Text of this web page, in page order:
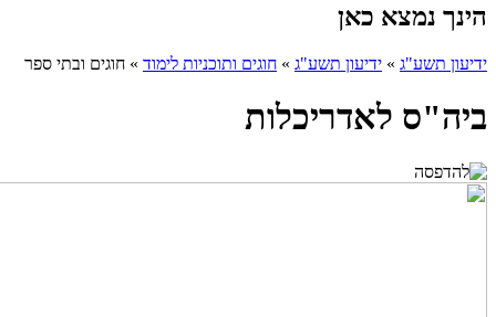
הינך נמצא כאן
ידיעון תשע"ג » ידיעון תשע"ג » חוגים ותוכניות לימוד » חוגים ובתי ספר
ביה"ס לאדריכלות